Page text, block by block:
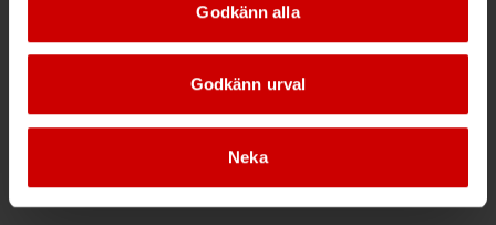
Godkänn alla
Godkänn urval
Neka
Allmänna villkor
Handla med Würth app
Hållbarhet
Würth Kundklubb